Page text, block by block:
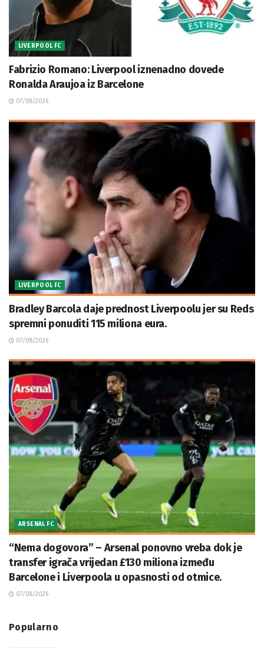
LIVERPOOL FC
Fabrizio Romano: Liverpool iznenadno dovede
Ronalda Araujoa iz Barcelone
07/08/2026
LIVERPOOL FC
Bradley Barcola daje prednost Liverpoolu jer su Reds
spremni ponuditi 115 miliona eura.
07/08/2026
ARSENAL FC
“Nema dogovora” – Arsenal ponovno vreba dok je
transfer igrača vrijedan £130 miliona između
Barcelone i Liverpoola u opasnosti od otmice.
07/08/2026
Popularno